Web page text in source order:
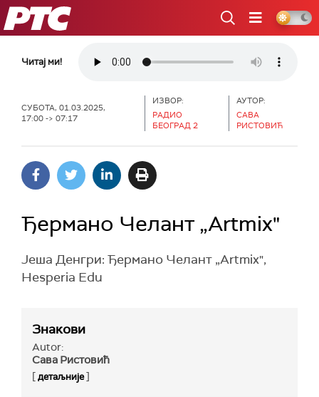
РТС
Читај ми!
СУБОТА, 01.03.2025,
17:00 -> 07:17
ИЗВОР:
РАДИО
БЕОГРАД 2
АУТОР:
САВА
РИСТОВИЋ
Ђермано Челант „Artmix"
Јеша Денгри: Ђермано Челант „Artmix",
Hesperia Edu
Знакови
Autor:
Сава Ристовић
[детаљније]